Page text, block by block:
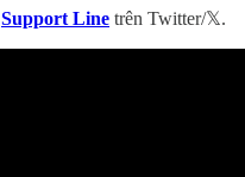
Support Line trên Twitter/𝕏.